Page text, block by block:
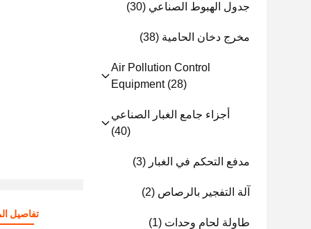
جدول الهبوط الصناعي (30)
مخرج دخان الحامية (38)
Air Pollution Control
Equipment(28)
أجزاء جامع الغبار الصناعي
(40)
مدفع التحكم في الغبار (3)
آلة التفجير بالرصاص (2)
طاولة لحام وحدات (1)
تفاصيل